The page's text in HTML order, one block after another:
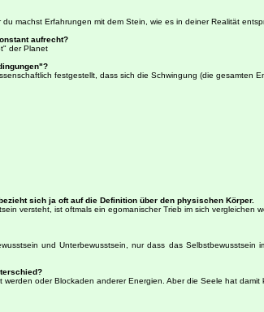
machst Erfahrungen mit dem Stein, wie es in deiner Realität
aufrecht?
der Planet
festgestellt, dass sich die Schwingung (die gesamten
sich ja oft auf die Definition über den physischen Körper.
versteht, ist oftmals ein egomanischer Trieb im sich vergleichen
und Unterbewusstsein, nur dass das Selbstbewusstsein
oder Blockaden anderer Energien. Aber die Seele hat damit